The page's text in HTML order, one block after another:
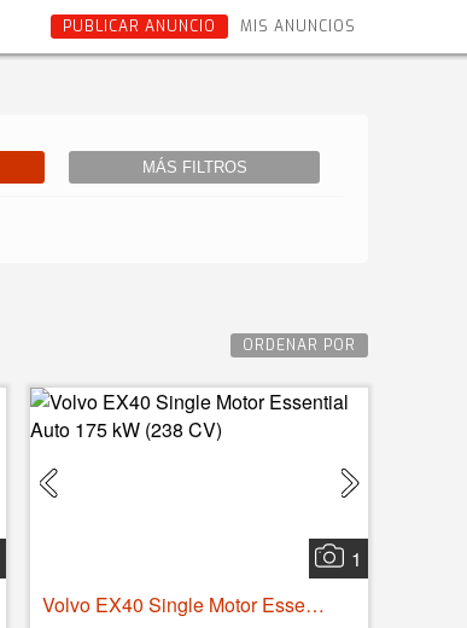
MIS ANUNCIOS
PUBLICAR ANUNCIO
MÁS FILTROS
ORDENAR POR
1
Volvo EX40 Single Motor Essential Auto 175 kW (238 CV)